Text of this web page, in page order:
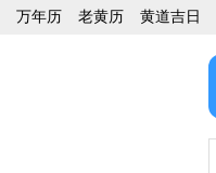
万年历 老黄历 黄道吉日